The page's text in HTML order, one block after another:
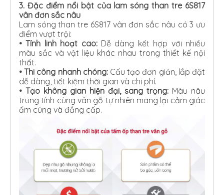
3. Đặc điểm nổi bật của lam sóng than tre 6S817
vân đơn sắc nâu
Lam sóng than tre 6S817 vân đơn sắc nâu có 3 ưu
điểm vượt trội:
•Tính linh hoạt cao:Dễ dàng kết hợp với nhiều
màu sắc và vật liệu khác nhau trong thiết kế nội
thất.
•Thi công nhanh chóng:Cấu tạo đơn giản, lắp đặt
dễ dàng, tiết kiệm thời gian và chi phí.
• Tạo không gian hiện đại, sang trọng: Màu nâu
trung tính cùng vân gỗ tự nhiên mang lại cảm giác
ấm cúng và đẳng cấp.